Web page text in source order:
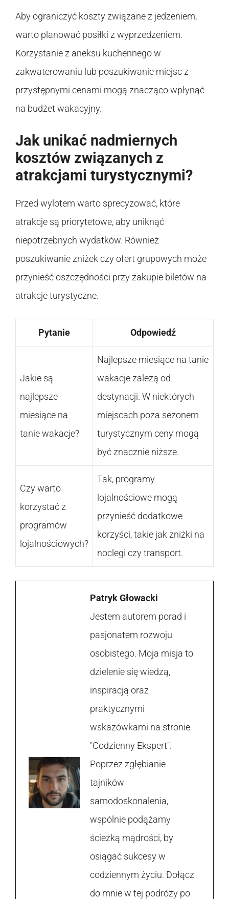
Aby ograniczyć koszty związane z jedzeniem,
warto planować posiłki z wyprzedzeniem.
Korzystanie z aneksu kuchennego w
zakwaterowaniu lub poszukiwanie miejsc z
przystępnymi cenami mogą znacząco wpłynąć
na budżet wakacyjny.
Jak unikać nadmiernych
kosztów związanych z
atrakcjami turystycznymi?
Przed wylotem warto sprecyzować, które
atrakcje są priorytetowe, aby uniknąć
niepotrzebnych wydatków. Również
poszukiwanie zniżek czy ofert grupowych może
przynieść oszczędności przy zakupie biletów na
atrakcje turystyczne.
Pytanie Odpowiedź
Jakie są
najlepsze
miesiące na
tanie wakacje?
Najlepsze miesiące na tanie
wakacje zależą od
destynacji. W niektórych
miejscach poza sezonem
turystycznym ceny mogą
być znacznie niższe.
Czy warto
korzystać z
programów
lojalnościowych?
Tak, programy
lojalnościowe mogą
przynieść dodatkowe
korzyści, takie jak zniżki na
noclegi czy transport.
Patryk Głowacki
Jestem autorem porad i
pasjonatem rozwoju
osobistego. Moja misja to
dzielenie się wiedzą,
inspiracją oraz
praktycznymi
wskazówkami na stronie
"Codzienny Ekspert".
Poprzez zgłębianie
tajników
samodoskonalenia,
wspólnie podążamy
ścieżką mądrości, by
osiągać sukcesy w
codziennym życiu. Dołącz
do mnie w tej podróży po